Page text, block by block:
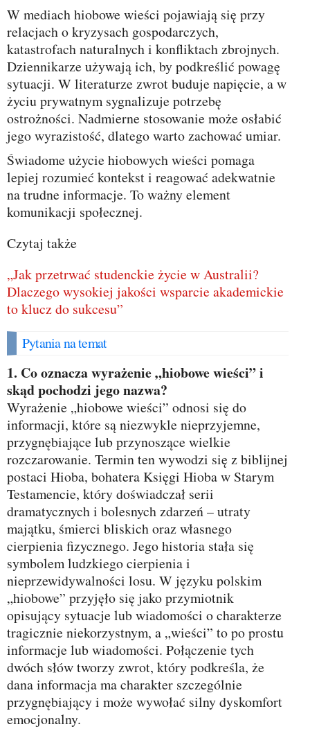
W mediach hiobowe wieści pojawiają się przy
relacjach o kryzysach gospodarczych,
katastrofach naturalnych i konfliktach zbrojnych.
Dziennikarze używają ich, by podkreślić powagę
sytuacji. W literaturze zwrot buduje napięcie, a w
życiu prywatnym sygnalizuje potrzebę
ostrożności. Nadmierne stosowanie może osłabić
jego wyrazistość, dlatego warto zachować umiar.
Świadome użycie hiobowych wieści pomaga
lepiej rozumieć kontekst i reagować adekwatnie
na trudne informacje. To ważny element
komunikacji społecznej.
Czytaj także
„Jak przetrwać studenckie życie w Australii?
Dlaczego wysokiej jakości wsparcie akademickie
to klucz do sukcesu”
Pytania na temat
1. Co oznacza wyrażenie „hiobowe wieści” i
skąd pochodzi jego nazwa?
Wyrażenie „hiobowe wieści” odnosi się do
informacji, które są niezwykle nieprzyjemne,
przygnębiające lub przynoszące wielkie
rozczarowanie. Termin ten wywodzi się z biblijnej
postaci Hioba, bohatera Księgi Hioba w Starym
Testamencie, który doświadczał serii
dramatycznych i bolesnych zdarzeń – utraty
majątku, śmierci bliskich oraz własnego
cierpienia fizycznego. Jego historia stała się
symbolem ludzkiego cierpienia i
nieprzewidywalności losu. W języku polskim
„hiobowe” przyjęło się jako przymiotnik
opisujący sytuacje lub wiadomości o charakterze
tragicznie niekorzystnym, a „wieści” to po prostu
informacje lub wiadomości. Połączenie tych
dwóch słów tworzy zwrot, który podkreśla, że
dana informacja ma charakter szczególnie
przygnębiający i może wywołać silny dyskomfort
emocjonalny.